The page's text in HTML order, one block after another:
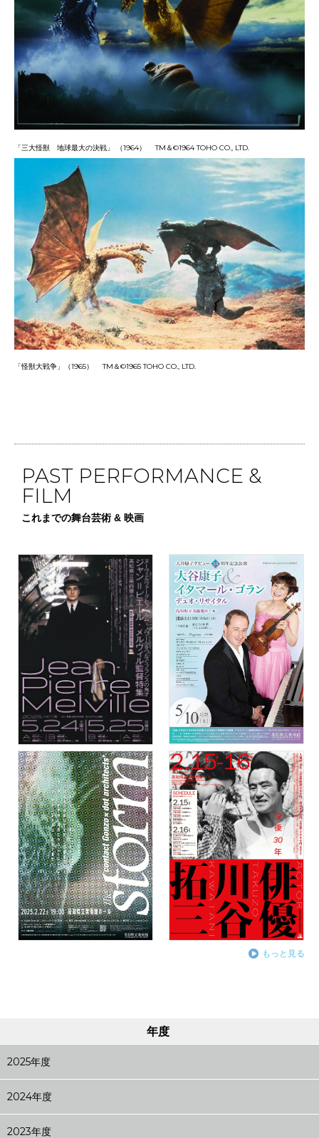
「三大怪獣 地球最大の決戦」 （1964）TM ＆©1964 TOHO CO., LTD.
「怪獣大戦争」（1965）TM ＆©1965 TOHO CO., LTD.
PAST PERFORMANCE &
FILM
これまでの舞台芸術 & 映画
もっと見る
年度
2025年度
2024年度
2023年度